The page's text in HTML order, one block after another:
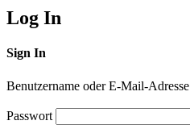
Log In
Sign In
Benutzername oder E-Mail-Adresse
Passwort